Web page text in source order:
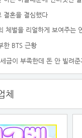
결혼을 결심했다
체벌을 리얼하게 보여주는
한 BTS 근황
체